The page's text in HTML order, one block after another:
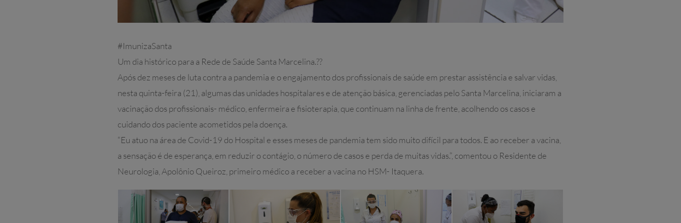
#ImunizaSanta
Um dia histórico para a Rede de Saúde Santa Marcelina.??
Após dez meses de luta contra a pandemia e o engajamento dos profissionais de saúde em prestar assistência e salvar vidas,
nesta quinta-feira (21), algumas das unidades hospitalares e de atenção básica, gerenciadas pelo Santa Marcelina, iniciaram a
vacinação dos profissionais- médico, enfermeira e fisioterapia, que continuam na linha de frente, acolhendo os casos e
cuidando dos paciente acometidos pela doença.
“Eu atuo na área de Covid-19 do Hospital e esses meses de pandemia tem sido muito difícil para todos. E ao receber a vacina,
a sensação é de esperança, em reduzir o contágio, o número de casos e perda de muitas vidas.”, comentou o Residente de
Neurologia, Apolônio Queiroz, primeiro médico a receber a vacina no HSM- Itaquera.